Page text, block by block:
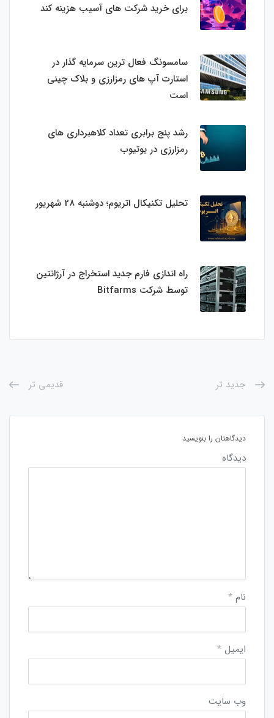
برای خرید شرکت های آسیب هزینه کند
سامسونگ فعال‌ ترین سرمایه‌ گذار در
استارت‌ آپ‌ های رمزارزی و بلاک چینی
است
رشد پنج برابری تعداد کلاهبرداری های
رمزارزی در یوتیوب
تحلیل تکنیکال اتریوم؛ دوشنبه 28 شهریور
راه اندازی فارم جدید استخراج در آرژانتین
توسط شرکت Bitfarms
جدید تر قدیمی تر
دیدگاهتان را بنویسید
دیدگاه
نام *
ایمیل *
وب‌ سایت